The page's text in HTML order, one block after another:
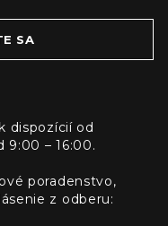
SA
dispozícií od
9:00 – 16:00.
poradenstvo,
z odberu: